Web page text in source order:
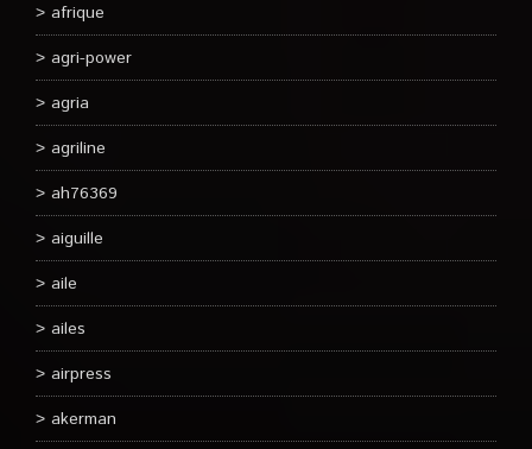
afrique
agri-power
agria
agriline
ah76369
aiguille
aile
ailes
airpress
akerman